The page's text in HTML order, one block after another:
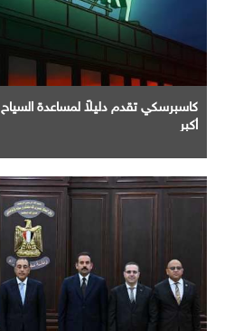
كاسبرسكي تقدم دليلاً لمساعدة
أكبر